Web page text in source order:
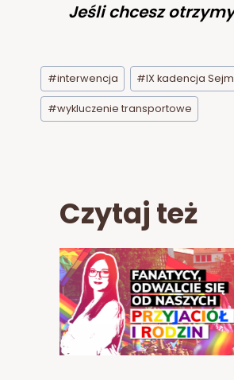
Jeśli chcesz
Tagi
wpisu:
#interwencja #IX kadencja
#wykluczenie transportowe
Czytaj też